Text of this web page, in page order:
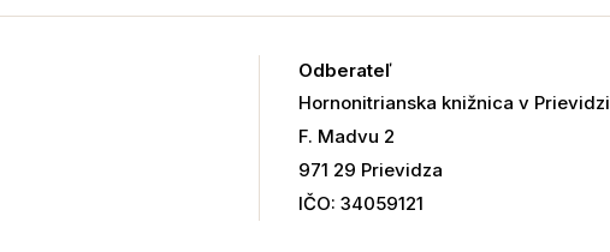
Odberateľ
Hornonitrianska knižnica v Prievidzi
F. Madvu 2
971 29 Prievidza
IČO: 34059121